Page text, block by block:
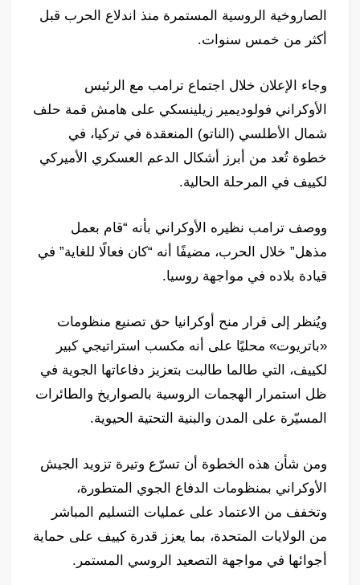
الصاروخية الروسية المستمرة منذ اندلاع الحرب قبل
أكثر من خمس سنوات.
وجاء الإعلان خلال اجتماع ترامب مع الرئيس
الأوكراني فولوديمير زيلينسكي على هامش قمة حلف
شمال الأطلسي (الناتو) المنعقدة في تركيا، في
خطوة تُعد من أبرز أشكال الدعم العسكري الأميركي
لكييف في المرحلة الحالية.
ووصف ترامب نظيره الأوكراني بأنه “قام بعمل
مذهل” خلال الحرب، مضيفًا أنه “كان فعالًا للغاية” في
قيادة بلاده في مواجهة روسيا.
ويُنظر إلى قرار منح أوكرانيا حق تصنيع منظومات
«باتريوت» محليًا على أنه مكسب استراتيجي كبير
لكييف، التي طالما طالبت بتعزيز دفاعاتها الجوية في
ظل استمرار الهجمات الروسية بالصواريخ والطائرات
المسيّرة على المدن والبنية التحتية الحيوية.
ومن شأن هذه الخطوة أن تسرّع وتيرة تزويد الجيش
الأوكراني بمنظومات الدفاع الجوي المتطورة،
وتخفف من الاعتماد على عمليات التسليم المباشر
من الولايات المتحدة، بما يعزز قدرة كييف على حماية
أجوائها في مواجهة التصعيد الروسي المستمر.